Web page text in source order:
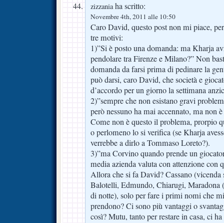
zizzaniaha scritto:
Novembre 4th, 2011 alle 10:50
Caro David, questo post non mi piace,
tre motivi:
1)”Si è posto una domanda: ma Kharja
pendolare tra Firenze e Milano?” Non
domanda da farsi prima di pedinare la
può darsi, caro David, che società e
d’accordo per un giorno la settimana
2)”sempre che non esistano gravi
però nessuno ha mai accennato, ma non
Come non è questo il problema, prorpio
o perlomeno lo si verifica (se Kharja
verrebbe a dirlo a Tommaso Loreto?).
3)”ma Corvino quando prende un
media azienda valuta con attenzione con
Allora che si fa David? Cassano (vicenda
Balotelli, Edmundo, Chiarugi, Maradona
di notte), solo per fare i primi nomi che
prendono? Ci sono più vantaggi o
così? Mutu, tanto per restare in casa, ci